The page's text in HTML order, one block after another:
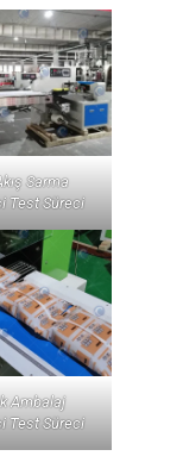
Sarma
Test Süreci
Ambalaj
Test Süreci